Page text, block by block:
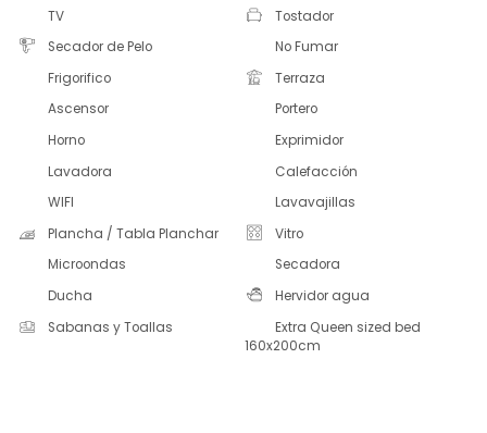
TV
Tostador
Secador de Pelo
No Fumar
Frigorifico
Terraza
Ascensor
Portero
Horno
Exprimidor
Lavadora
Calefacción
WIFI
Lavavajillas
Plancha / Tabla Planchar
Vitro
Microondas
Secadora
Ducha
Hervidor agua
Sabanas y Toallas
Extra Queen sized bed
160x200cm